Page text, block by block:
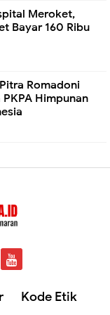
Meroket,
Bayar 160 Ribu
Romadoni
Himpunan
Kode Etik